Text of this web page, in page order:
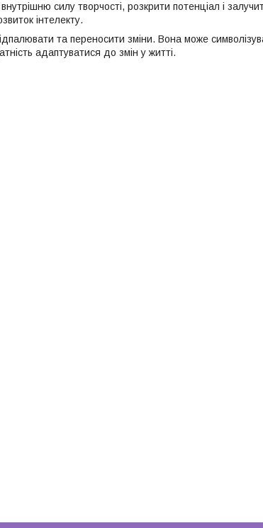
силу творчості, розкрити потенціал і
інтелекту.
та переносити зміни. Вона може
адаптуватися до змін у житті.